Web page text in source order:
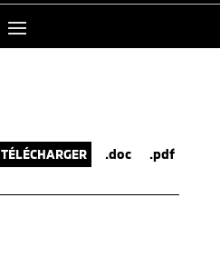
TÉLÉCHARGER .doc .pdf